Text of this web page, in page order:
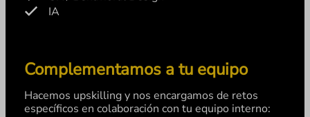
IA
Complementamos a tu equipo
Hacemos upskilling y nos encargamos de retos
específicos en colaboración con tu equipo interno: